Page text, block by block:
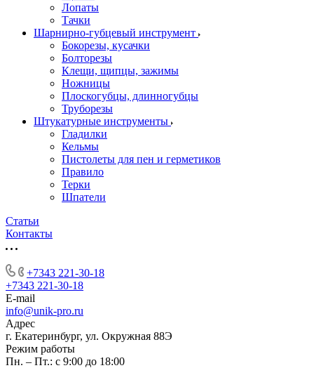
Лопаты
Тачки
Шарнирно-губцевый инструмент
Бокорезы, кусачки
Болторезы
Клещи, щипцы, зажимы
Ножницы
Плоскогубцы, длинногубцы
Труборезы
Штукатурные инструменты
Гладилки
Кельмы
Пистолеты для пен и герметиков
Правило
Терки
Шпатели
Статьи
Контакты
+7343 221-30-18
+7343 221-30-18
E-mail
info@unik-pro.ru
Адрес
г. Екатеринбург, ул. Окружная 88Э
Режим работы
Пн. – Пт.: с 9:00 до 18:00